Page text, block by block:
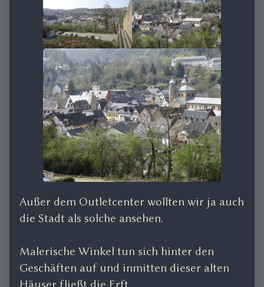
Außer dem Outletcenter wollten wir ja auch
die Stadt als solche ansehen.
Malerische Winkel tun sich hinter den
Geschäften auf und inmitten dieser alten